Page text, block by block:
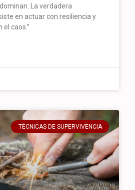
La verdadera
en actuar con resiliencia y
el caos.”
TÉCNICAS DE SUPERVIVENCIA